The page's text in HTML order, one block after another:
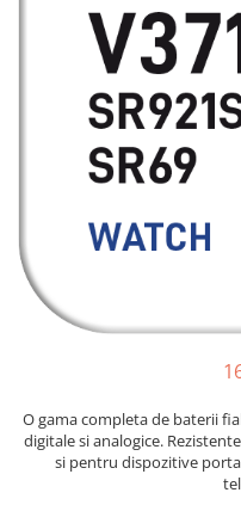
Incarcatoare acumulatori
Panouri fotovoltaice si
Panouri fotovoltaice
Sisteme prindere panouri
fotovoltaice
Accesorii
Invertoare Hibrid
Invertoare On-grid
Invertoare Off-grid
PWM
Convertoare de tensiune
Sisteme de stocare energie
O gama completa de baterii
digitale si analogice.
si pentru dispozitive